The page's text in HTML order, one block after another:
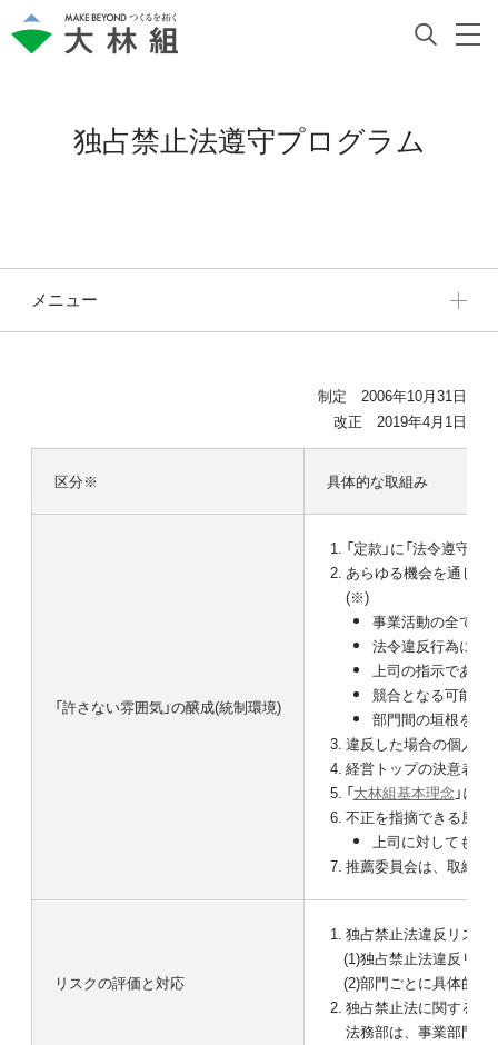
独占禁止法遵守プログラム
メニュー
制定 2006年10月31日
改正 2019年4月1日
区分※ 具体的な取組み
「許さない雰囲気」の醸成(統制環境)
「定款」に「法令遵守
あらゆる機会を通じた
(※)
事業活動の全てに
法令違反行為に自
上司の指示であっ
競合となる可能性
部門間の垣根をな
違反した場合の個人へ
経営トップの決意表明
「大林組基本理念 」に
不正を指摘できる風通
上司に対しても積
推薦委員会は、取締役
リスクの評価と対応
独占禁止法違反リスク
(1)独占禁止法違反リス
(2)部門ごとに具体的な
独占禁止法に関する相
法務部は、事業部門か